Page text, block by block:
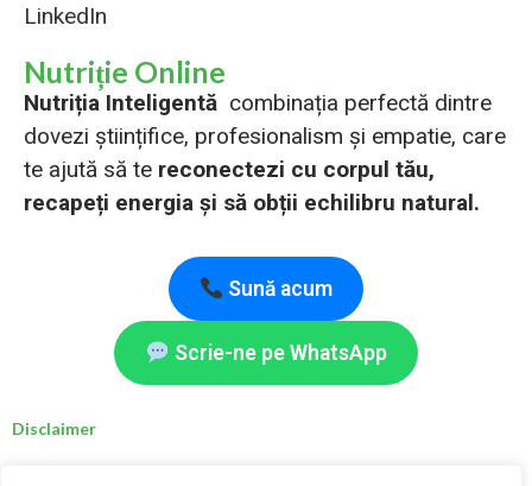
LinkedIn
Nutriție Online
Nutriția Inteligentă combinația perfectă dintre
dovezi științifice, profesionalism și empatie, care
te ajută să te reconectezi cu corpul tău,
recapeți energia și să obții echilibru natural.
Sună acum
Scrie-ne pe WhatsApp
Disclaimer